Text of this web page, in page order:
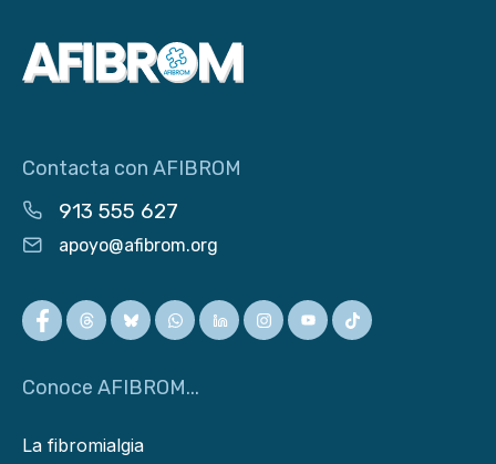
Contacta con AFIBROM
913 555 627
apoyo@afibrom.org
Conoce AFIBROM...
La fibromialgia